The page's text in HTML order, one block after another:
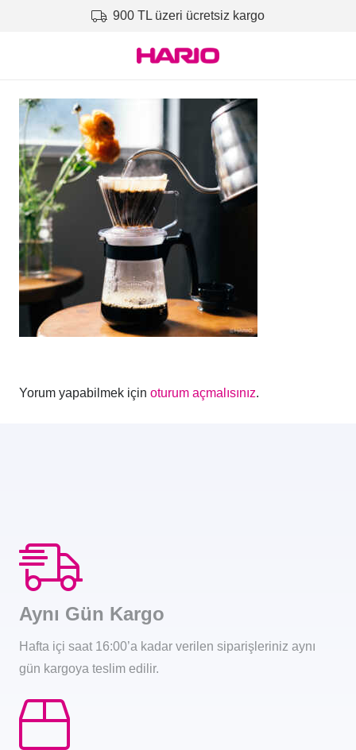
900 TL üzeri ücretsiz kargo
Yorum yapabilmek için oturum açmalısınız.
Aynı Gün Kargo
Hafta içi saat 16:00’a kadar verilen siparişleriniz aynı
gün kargoya teslim edilir.